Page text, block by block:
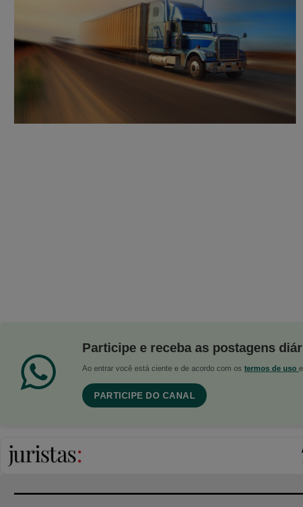
Participe e receba as postagens
Ao entrar você está ciente e de acordo com os termos de uso e
PARTICIPE DO CANAL